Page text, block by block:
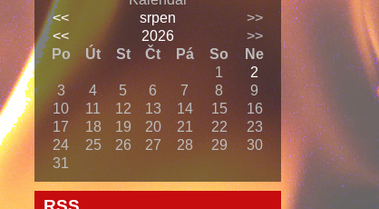
<<
srpen
>>
<<
2026
>>
Po
Út St Čt Pá So
Ne
1
2
3
4 5 6 7 8
9
10
11 12 13 14 15
16
17
18 19 20 21 22
23
24
25 26 27 28 29
30
31